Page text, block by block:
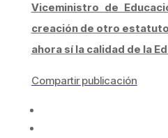
Viceministro de
creación de otro
ahora sí la calidad de la
Compartir publicación